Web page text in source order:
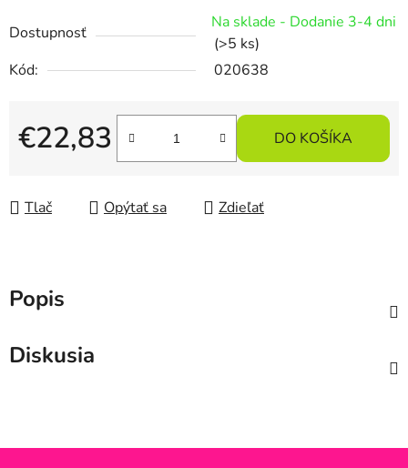
Dostupnosť
Na sklade - Dodanie 3-4 dni
(>5 ks)
Kód:
020638
€22,83
Jednotková cena:
DO KOŠÍKA
Tlač Opýtať sa Zdieľať
Popis
Diskusia